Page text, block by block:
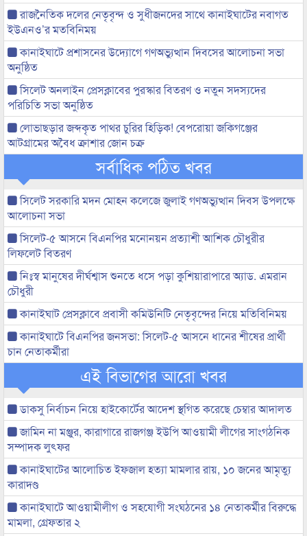
রাজনৈতিক দলের নেতৃবৃন্দ ও সুধীজনদের সাথে কানাইঘাটের নবাগত
ইউএনও’র মতবিনিময়
কানাইঘাটে প্রশাসনের উদ্যোগে গণঅভ্যুত্থান দিবসের আলোচনা সভা
অনুষ্ঠিত
সিলেট অনলাইন প্রেসক্লাবের পুরস্কার বিতরণ ও নতুন সদস্যদের
পরিচিতি সভা অনুষ্ঠিত
লোভাছড়ার জব্দকৃত পাথর চুরির হিড়িক! বেপরোয়া জকিগঞ্জের
আটগ্রামের অবৈধ ক্রাশার জোন চক্র
সর্বাধিক পঠিত খবর
সিলেট সরকারি মদন মোহন কলেজে জুলাই গণঅভ্যুত্থান দিবস উপলক্ষে
আলোচনা সভা
সিলেট-৫ আসনে বিএনপির মনোনয়ন প্রত্যাশী আশিক চৌধুরীর
লিফলেট বিতরণ
নিঃস্ব মানুষের দীর্ঘশ্বাস শুনতে ধসে পড়া কুশিয়ারাপারে অ্যাড. এমরান
চৌধুরী
কানাইঘাট প্রেসক্লাবে প্রবাসী কমিউনিটি নেতৃবৃন্দের নিয়ে মতিবিনিময়
কানাইঘাটে বিএনপির জনসভা: সিলেট-৫ আসনে ধানের শীষের প্রার্থী
চান নেতাকর্মীরা
এই বিভাগের আরো খবর
ডাকসু নির্বাচন নিয়ে হাইকোর্টের আদেশ স্থগিত করেছে চেম্বার আদালত
জামিন না মঞ্জুর, কারাগারে রাজগঞ্জ ইউপি আওয়ামী লীগের সাংগঠনিক
সম্পাদক লুৎফর
কানাইঘাটের আলোচিত ইফজাল হত্যা মামলার রায়, ১০ জনের আমৃত্যু
কারাদণ্ড
কানাইঘাটে আওয়ামীলীগ ও সহযোগী সংঘঠনের ১৪ নেতাকর্মীর বিরুদ্ধে
মামলা, গ্রেফতার ২